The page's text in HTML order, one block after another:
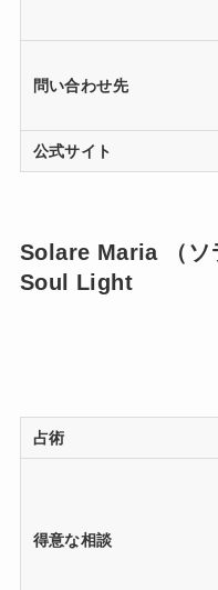
問い合わせ先
公式サイト
Solare Maria （ソ
Soul Light
占術
得意な相談